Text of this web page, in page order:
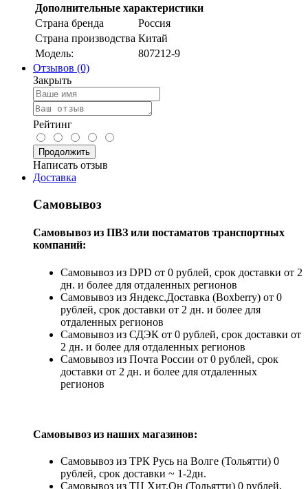
Дополнительные характеристики
Страна бренда
Россия
Страна производства Китай
Модель:
807212-9
Отзывов (0)
Закрыть
Рейтинг
Продолжить
Написать отзыв
Доставка
Самовывоз
Самовывоз из ПВЗ или постаматов транспортных
компаний:
Самовывоз из DPD от 0 рублей, срок доставки от 2
дн. и более для отдаленных регионов
Самовывоз из Яндекс.Доставка (Boxberry) от 0
рублей, срок доставки от 2 дн. и более для
отдаленных регионов
Самовывоз из СДЭК от 0 рублей, срок доставки от
2 дн. и более для отдаленных регионов
Самовывоз из Почта России от 0 рублей, срок
доставки от 2 дн. и более для отдаленных
регионов
Самовывоз из наших магазинов:
Самовывоз из ТРК Русь на Волге (Тольятти) 0
рублей, срок доставки ~ 1-2дн.
Самовывоз из ТЦ Хит.Он (Тольятти) 0 рублей,